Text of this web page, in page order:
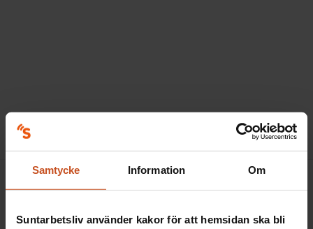
Samtycke Information Om
Suntarbetsliv använder kakor för att hemsidan ska bli